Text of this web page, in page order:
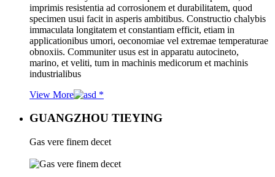
imprimis resistentia ad corrosionem et durabilitatem, quod
specimen usui facit in asperis ambitibus. Constructio chalybis
immaculata longitatem et constantiam efficit, etiam in
applicationibus umori, oeconomiae vel extremae temperaturae
obnoxiis. Communiter usus est in apparatu autocineto,
marino, et veliti, tum in machinis medicorum et machinis
industrialibus
View More
GUANGZHOU TIEYING
Gas vere finem decet